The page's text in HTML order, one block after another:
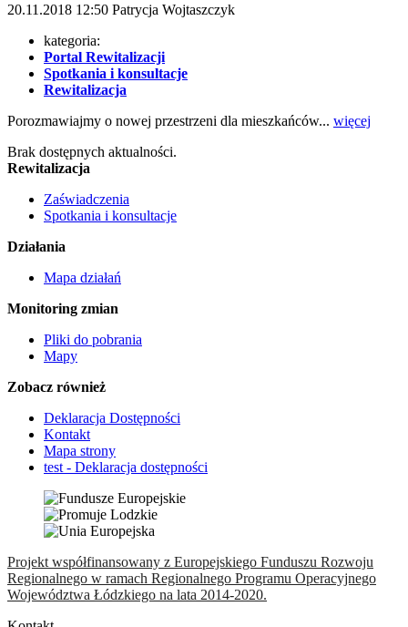
20.11.2018 12:50 Patrycja Wojtaszczyk
kategoria:
Portal Rewitalizacji
Spotkania i konsultacje
Rewitalizacja
Porozmawiajmy o nowej przestrzeni dla mieszkańców... więcej
Brak dostępnych aktualności.
Rewitalizacja
Zaświadczenia
Spotkania i konsultacje
Działania
Mapa działań
Monitoring zmian
Pliki do pobrania
Mapy
Zobacz również
Deklaracja Dostępności
Kontakt
Mapa strony
test - Deklaracja dostępności
Projekt współfinansowany z Europejskiego Funduszu Rozwoju
Regionalnego w ramach Regionalnego Programu Operacyjnego
Województwa Łódzkiego na lata 2014-2020.